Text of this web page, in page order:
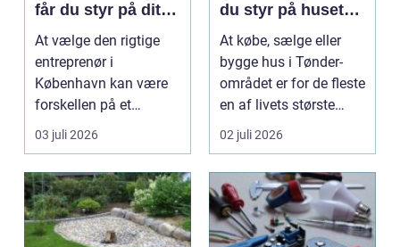
får du styr på dit
byggeprojekt
At vælge den rigtige
entreprenør i
København kan være
forskellen på et
byggeprojekt, der
03 juli 2026
du styr på husets
tilstand
At købe, sælge eller
bygge hus i Tønder-
området er for de fleste
en af livets største
beslutninger. ...
02 juli 2026